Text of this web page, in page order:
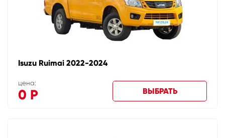
Isuzu Ruimai 2022-2024
цена:
0 Р ВЫБРАТЬ